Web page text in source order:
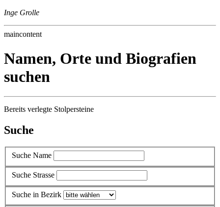
Inge Grolle
maincontent
Namen, Orte und Biografien
suchen
Bereits verlegte Stolpersteine
Suche
Suche Name
Suche Strasse
Suche in Bezirk